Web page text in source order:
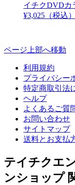
イチクDVDカ
¥3,025（税込）
ページ上部へ移動
利用規約
プライバシー
特定商取引法
ヘルプ
よくあるご質
お問い合わせ
サイトマップ
送料とお支払
テイチクエ
ンショップ